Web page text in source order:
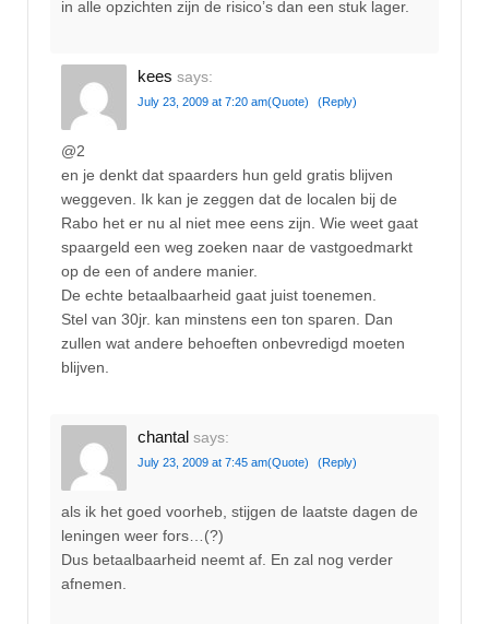
in alle opzichten zijn de risico’s dan een stuk lager.
kees says:
July 23, 2009 at 7:20 am(Quote) (Reply)
@2
en je denkt dat spaarders hun geld gratis blijven
weggeven. Ik kan je zeggen dat de localen bij de
Rabo het er nu al niet mee eens zijn. Wie weet gaat
spaargeld een weg zoeken naar de vastgoedmarkt
op de een of andere manier.
De echte betaalbaarheid gaat juist toenemen.
Stel van 30jr. kan minstens een ton sparen. Dan
zullen wat andere behoeften onbevredigd moeten
blijven.
chantal says:
July 23, 2009 at 7:45 am(Quote) (Reply)
als ik het goed voorheb, stijgen de laatste dagen de
leningen weer fors…(?)
Dus betaalbaarheid neemt af. En zal nog verder
afnemen.